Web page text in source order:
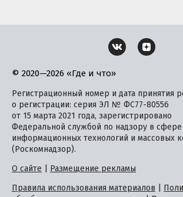
© 2020—2026 «Где и что»
Регистрационный номер и дата принятия
о регистрации: серия ЭЛ № ФС77-80556
от 15 марта 2021 года, зарегистрировано
Федеральной службой по надзору в сфере
информационных технологий и массовых
(Роскомнадзор).
О сайте
Размещение рекламы
Правила использования материалов